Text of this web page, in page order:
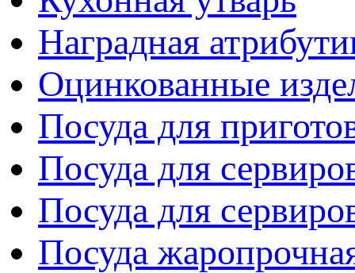
Наградная
Оцинкованные
Посуда для
Посуда для
Посуда для
Посуда